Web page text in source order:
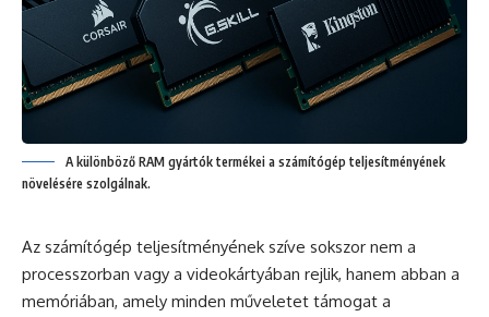
A különböző RAM gyártók termékei a számítógép teljesítményének
növelésére szolgálnak.
Az számítógép teljesítményének szíve sokszor nem a
processzorban vagy a videokártyában rejlik, hanem abban a
memóriában, amely minden műveletet támogat a